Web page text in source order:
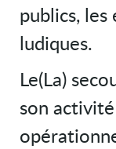
publics, les
ludiques.
Le(La)
son activité